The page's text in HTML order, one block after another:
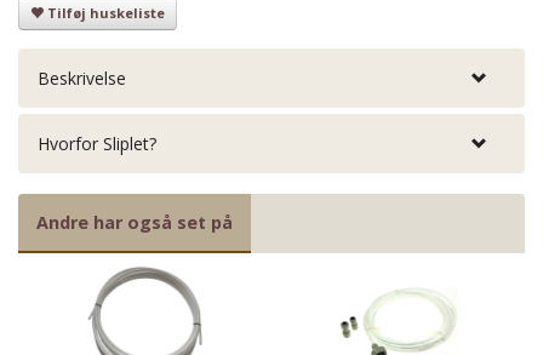
Tilføj huskeliste
Beskrivelse
Hvorfor Sliplet?
Andre har også set på